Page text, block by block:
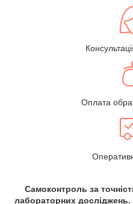
Оплата
Самоконтроль за
лабораторних досліджень.